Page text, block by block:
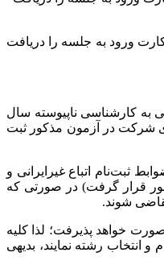
به کارشناسی ناپیوسته خبر داد و گفت: داوطلبان از ۹ تا ۱۱ مرداد فرصت دارند کارت ورود به جلسه را دریافت
به کارشناسی ناپیوسته سال
و اختصاصی هستند تا روز شنبه ۲۹ اردیبهشت ماه فرصت دارند برای شرکت در آزمون مذکور ثبت
ثبت‌نام اتباع غیرایرانی و
رسانی سازمان سنجش آموزش کشور قرار گرفت) در صورتی که
شوند.
مقطع کاردانی) صورت خواهد پذیرفت؛ لذا کلیه
انتخاب رشته نمایند، بدیهی